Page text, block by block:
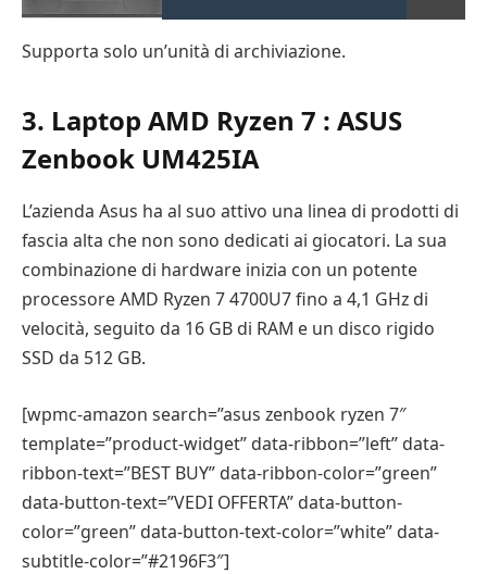
Supporta solo un’unità di archiviazione.
3. Laptop AMD Ryzen 7 : ASUS
Zenbook UM425IA
L’azienda Asus ha al suo attivo una linea di prodotti di
fascia alta che non sono dedicati ai giocatori. La sua
combinazione di hardware inizia con un potente
processore AMD Ryzen 7 4700U7 fino a 4,1 GHz di
velocità, seguito da 16 GB di RAM e un disco rigido
SSD da 512 GB.
[wpmc-amazon search=”asus zenbook ryzen 7″
template=”product-widget” data-ribbon=”left” data-
ribbon-text=”BEST BUY” data-ribbon-color=”green”
data-button-text=”VEDI OFFERTA” data-button-
color=”green” data-button-text-color=”white” data-
subtitle-color=”#2196F3″]